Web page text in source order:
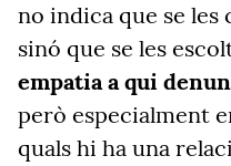
no indica que se
sinó que se les
empatia a qui
però especialment
quals hi ha una